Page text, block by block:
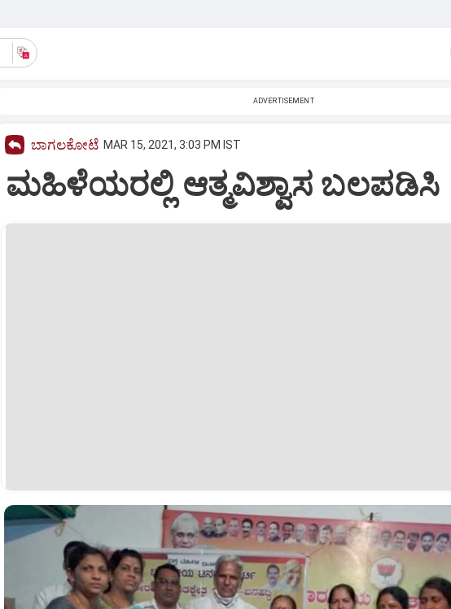
ADVERTISEMENT
ಬಾಗಲಕೋಟೆ MAR 15, 2021, 3:03 PM IST
ಮಹಿಳೆಯರಲ್ಲಿ ಆತ್ಮವಿಶ್ವಾಸ ಬಲಪಡಿಸಿ